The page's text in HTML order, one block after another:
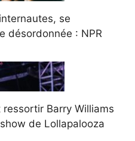
se
désordonnée : NPR
Barry Williams
de Lollapalooza